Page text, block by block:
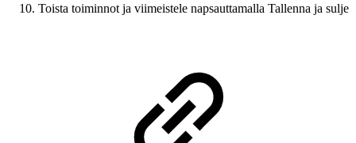
Toista toiminnot ja viimeistele napsauttamalla Tallenna ja sulje